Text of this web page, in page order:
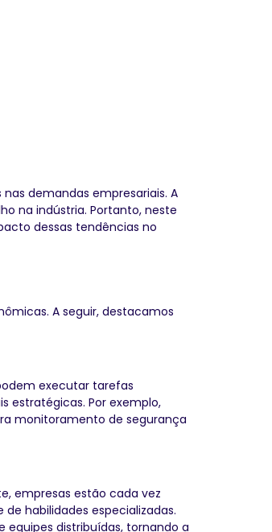
demandas empresariais. A
na indústria. Portanto, neste
dessas tendências no
A seguir, destacamos
executar tarefas
estratégicas. Por exemplo,
monitoramento de segurança
empresas estão cada vez
habilidades especializadas.
distribuídas, tornando a